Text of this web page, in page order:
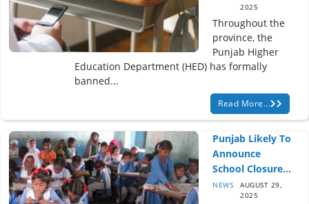
2025
Throughout the
province, the
Punjab Higher
Education Department (HED) has formally
banned...
Read More...
Punjab Likely To
Announce
School Closure...
NEWS
AUGUST 29,
2025